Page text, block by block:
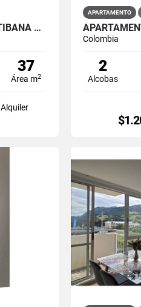
SE ARRIENDA APARTAMENTO EN TIBANA OUENTE ARANDA CONJUNTO OPORTO
37
Área m2
Alquiler
APARTAMENTO
Colombia
2
Alcobas